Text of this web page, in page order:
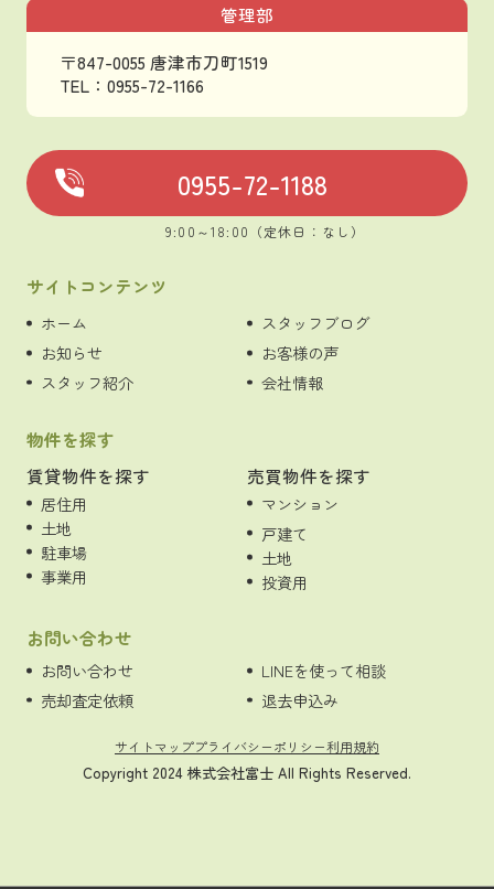
管理部
〒847-0055 唐津市刀町1519
TEL：0955-72-1166
0955-72-1188
9:00～18:00（定休日：なし）
サイトコンテンツ
ホーム
お知らせ
スタッフ紹介
スタッフブログ
お客様の声
会社情報
物件を探す
賃貸物件を探す
居住用
土地
駐車場
事業用
売買物件を探す
マンション
戸建て
土地
投資用
お問い合わせ
お問い合わせ
売却査定依頼
LINEを使って相談
退去申込み
サイトマッププライバシーポリシー利用規約
Copyright 2024 株式会社富士 All Rights Reserved.